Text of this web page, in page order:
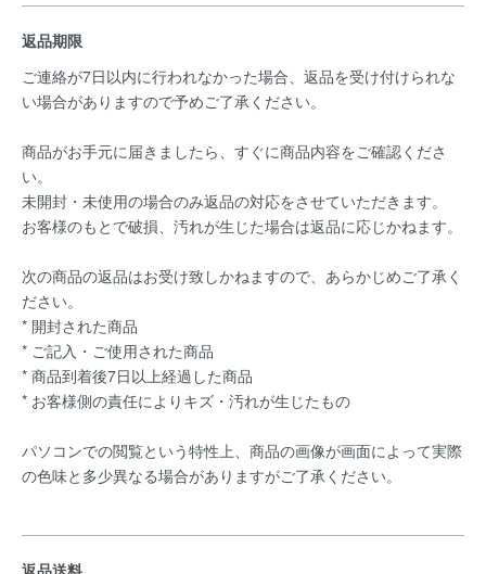
返品期限
ご連絡が7日以内に行われなかった場合、返品を受け付けられな
い場合がありますので予めご了承ください。
商品がお手元に届きましたら、すぐに商品内容をご確認くださ
い。
未開封・未使用の場合のみ返品の対応をさせていただきます。
お客様のもとで破損、汚れが生じた場合は返品に応じかねます。
次の商品の返品はお受け致しかねますので、あらかじめご了承く
ださい。
* 開封された商品
* ご記入・ご使用された商品
* 商品到着後7日以上経過した商品
* お客様側の責任によりキズ・汚れが生じたもの
パソコンでの閲覧という特性上、商品の画像が画面によって実際
の色味と多少異なる場合がありますがご了承ください。
返品送料